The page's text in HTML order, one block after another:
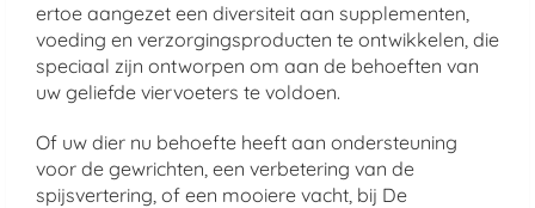
ertoe aangezet een diversiteit aan supplementen,
voeding en verzorgingsproducten te ontwikkelen, die
speciaal zijn ontworpen om aan de behoeften van
uw geliefde viervoeters te voldoen.
Of uw dier nu behoefte heeft aan ondersteuning
voor de gewrichten, een verbetering van de
spijsvertering, of een mooiere vacht, bij De